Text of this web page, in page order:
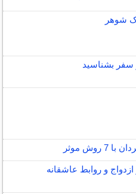
شوهر
سفر بشناسید
روش موثر
و روابط عاشقانه